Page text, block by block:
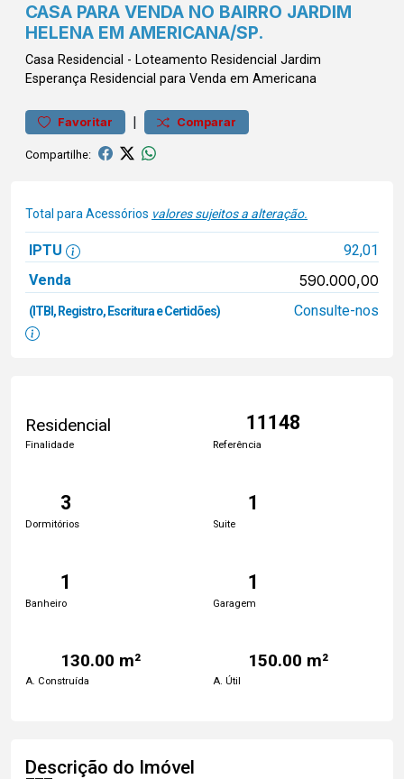
CASA PARA VENDA NO BAIRRO JARDIM
HELENA EM AMERICANA/SP.
Casa Residencial - Loteamento Residencial Jardim
Esperança Residencial para Venda em Americana
Favoritar | Comparar
Compartilhe:
Total para Acessórios valores sujeitos a alteração.
IPTU
92,01
Venda
590.000,00
(ITBI, Registro, Escritura e Certidões) Consulte-nos
Residencial
Finalidade
11148
Referência
3
Dormitórios
1
Suite
1
Banheiro
1
Garagem
130.00 m²
A. Construída
150.00 m²
A. Útil
Descrição do Imóvel